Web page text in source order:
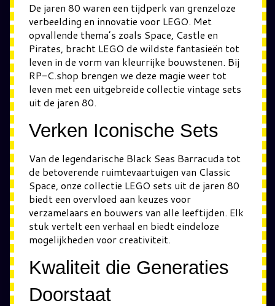
De jaren 80 waren een tijdperk van grenzeloze
verbeelding en innovatie voor LEGO. Met
opvallende thema’s zoals Space, Castle en
Pirates, bracht LEGO de wildste fantasieën tot
leven in de vorm van kleurrijke bouwstenen. Bij
RP-C.shop brengen we deze magie weer tot
leven met een uitgebreide collectie vintage sets
uit de jaren 80.
Verken Iconische Sets
Van de legendarische Black Seas Barracuda tot
de betoverende ruimtevaartuigen van Classic
Space, onze collectie LEGO sets uit de jaren 80
biedt een overvloed aan keuzes voor
verzamelaars en bouwers van alle leeftijden. Elk
stuk vertelt een verhaal en biedt eindeloze
mogelijkheden voor creativiteit.
Kwaliteit die Generaties
Doorstaat